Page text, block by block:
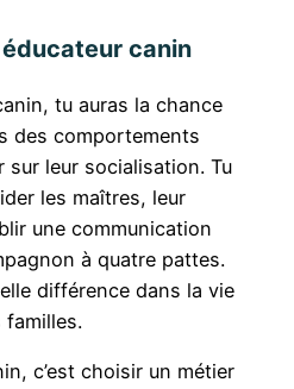
éducateur canin
tu auras la chance
des comportements
leur socialisation. Tu
les maîtres, leur
une communication
à quatre pattes.
différence dans la vie
c’est choisir un métier